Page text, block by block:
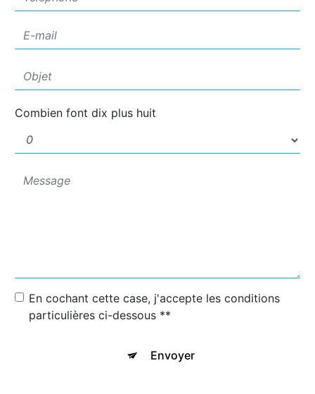
Combien font dix plus huit
En cochant cette case, j'accepte les conditions
particulières ci-dessous **
Envoyer